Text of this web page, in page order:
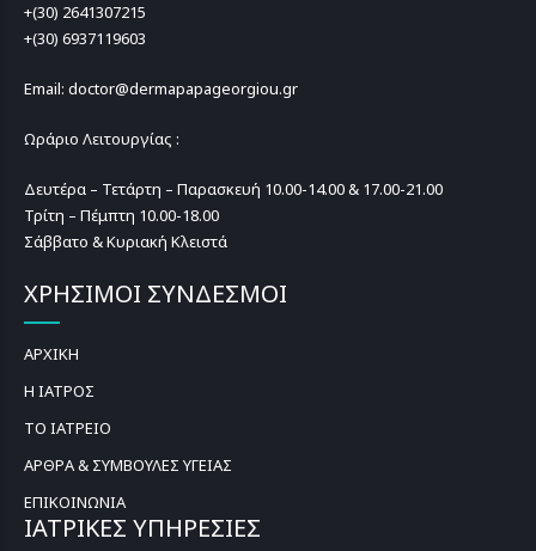
+(30) 2641307215
+(30) 6937119603
Email: doctor@dermapapageorgiou.gr
Ωράριο Λειτουργίας :
Δευτέρα – Τετάρτη – Παρασκευή 10.00-14.00 & 17.00-21.00
Τρίτη – Πέμπτη 10.00-18.00
Σάββατο & Κυριακή Κλειστά
ΧΡΗΣΙΜΟΙ ΣΥΝΔΕΣΜΟΙ
ΑΡΧΙΚΗ
Η ΙΑΤΡΟΣ
ΤΟ ΙΑΤΡΕΙΟ
ΑΡΘΡΑ & ΣΥΜΒΟΥΛΕΣ ΥΓΕΙΑΣ
ΕΠΙΚΟΙΝΩΝΙΑ
ΙΑΤΡΙΚΕΣ ΥΠΗΡΕΣΙΕΣ